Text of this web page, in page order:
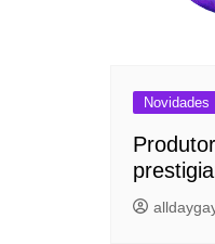
Novidades